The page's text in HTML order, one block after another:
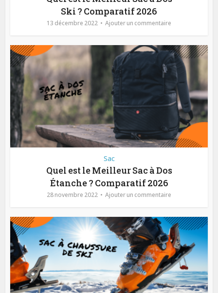
Ski ? Comparatif 2026
13 décembre 2022 Ajouter un commentaire
Sac
Quel est le Meilleur Sac à Dos
Étanche ? Comparatif 2026
28 novembre 2022 Ajouter un commentaire